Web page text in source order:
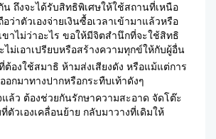
น ถึงจะได้รับสิทธิพิเศษให้ใช้สถานที่เหนือ
ว่าตัวเองจ่ายเงินซื้อเวลาเข้ามาแล้วหรือ
ขาไม่ว่าอะไร ขอให้มีจิตสำนึกที่จะใช้สิทธิ
ไม่เอาเปรียบหรือสร้างความทุกข์ให้กับผู้อื่น
ต้องใช้สมาธิ ห้ามส่งเสียงดัง หรือแม้แต่การ
อกมาทางปากหรือกระทืบเท้าดังๆ
แล้ว ต้องช่วยกันรักษาความสะอาด จัดโต๊ะ
ตัวเองเคลื่อนย้าย กลับมาวางที่เดิมให้